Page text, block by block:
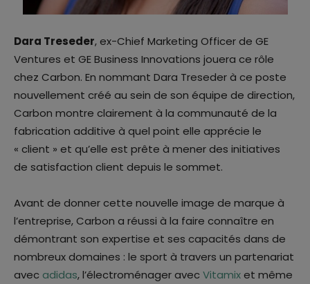
Dara Treseder, ex-Chief Marketing Officer de GE
Ventures et GE Business Innovations jouera ce rôle
chez Carbon. En nommant Dara Treseder à ce poste
nouvellement créé au sein de son équipe de direction,
Carbon montre clairement à la communauté de la
fabrication additive à quel point elle apprécie le
« client » et qu’elle est prête à mener des initiatives
de satisfaction client depuis le sommet.
Avant de donner cette nouvelle image de marque à
l’entreprise, Carbon a réussi à la faire connaître en
démontrant son expertise et ses capacités dans de
nombreux domaines : le sport à travers un partenariat
avec adidas, l’électroménager avecVitamixet même